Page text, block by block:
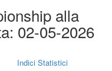
alla
02-05-2026
Indici Statistici